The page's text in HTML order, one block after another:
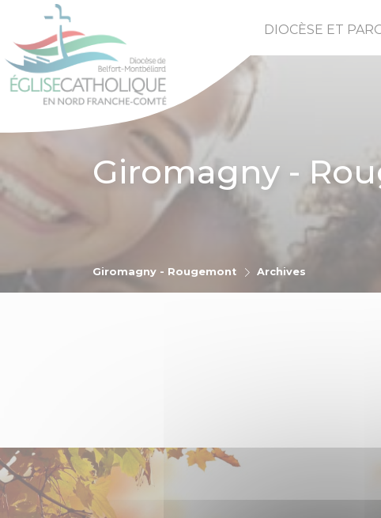
DIOCÈSE ET
Giromagny -
Giromagny - Rougemont Archives